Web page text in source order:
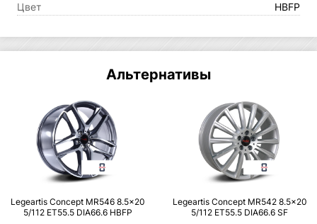
Цвет HBFP
Альтернативы
Legeartis Concept MR546 8.5×20
5/112 ET55.5 DIA66.6 HBFP
Legeartis Concept MR542 8.5×20
5/112 ET55.5 DIA66.6 SF